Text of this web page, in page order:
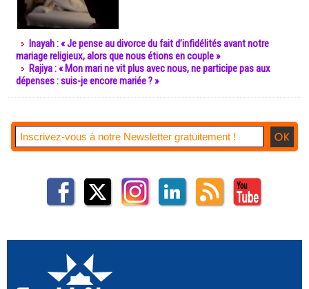
Inayah : « Je pense au divorce du fait d’infidélités avant notre
mariage religieux, alors que nous étions en couple »
Rajiya : « Mon mari ne vit plus avec nous, ne participe pas aux
dépenses : suis-je encore mariée ? »